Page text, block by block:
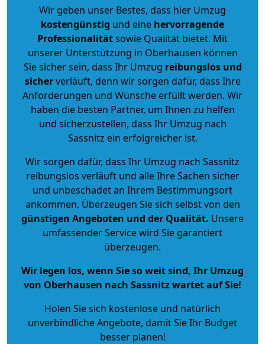
Wir geben unser Bestes, dass hier Umzug
kostengünstig und eine hervorragende
Professionalitätsowie Qualität bietet. Mit
unserer Unterstützung in Oberhausen können
Sie sicher sein, dass Ihr Umzug reibungslos und
sicherverläuft, denn wir sorgen dafür, dass Ihre
Anforderungen und Wünsche erfüllt werden. Wir
haben die besten Partner, um Ihnen zu helfen
und sicherzustellen, dass Ihr Umzug nach
Sassnitz ein erfolgreicher ist.
Wir sorgen dafür, dass Ihr Umzug nach Sassnitz
reibungslos verläuft und alle Ihre Sachen sicher
und unbeschadet an Ihrem Bestimmungsort
ankommen. Überzeugen Sie sich selbst von den
günstigen Angeboten und der Qualität. Unsere
umfassender Service wird Sie garantiert
überzeugen.
Wir legen los, wenn Sie so weit sind, Ihr Umzug
von Oberhausen nach Sassnitz wartet auf Sie!
Holen Sie sich kostenlose und natürlich
unverbindliche Angebote, damit Sie Ihr Budget
besser planen!